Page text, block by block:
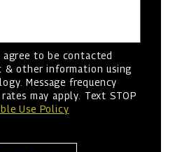
to be contacted
& other information using
Message frequency
may apply. Text STOP
Use Policy